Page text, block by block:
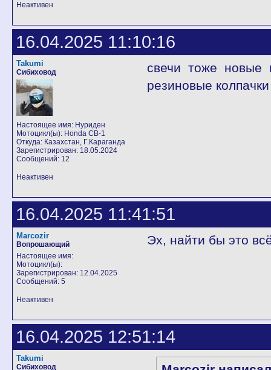
Неактивен
16.04.2025 11:10:16
Takumi
Сибиховод
Настоящее имя: Нуриден
Мотоцикл(ы): Honda CB-1
Откуда: Казахстан, Г.Караганда
Зарегистрирован: 18.05.2024
Сообщений: 12
свечи тоже новые
резиновые
Неактивен
16.04.2025 11:41:51
Marcozir
Вопрошающий
Настоящее имя:
Мотоцикл(ы):
Зарегистрирован: 12.04.2025
Сообщений: 5
Эх, найти бы это
Неактивен
16.04.2025 12:51:14
Takumi
Сибиховод